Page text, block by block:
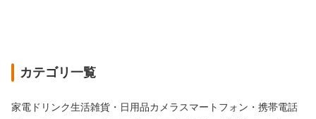
カテゴリ一覧
家電 ドリンク生活雑貨・日用品カメラ スマートフォン・携帯電話